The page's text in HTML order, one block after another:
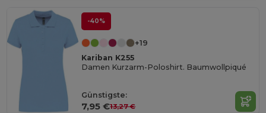
-40%
+19
Kariban K255
Damen Kurzarm-Poloshirt. Baumwollpiqué
Günstigste:
7,95 €13,27 €